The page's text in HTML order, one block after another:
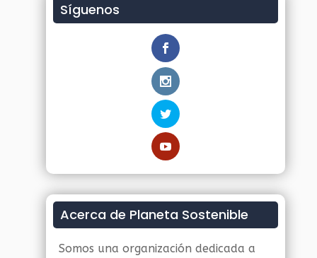
Síguenos
Acerca de Planeta Sostenible
Somos una organización dedicada a